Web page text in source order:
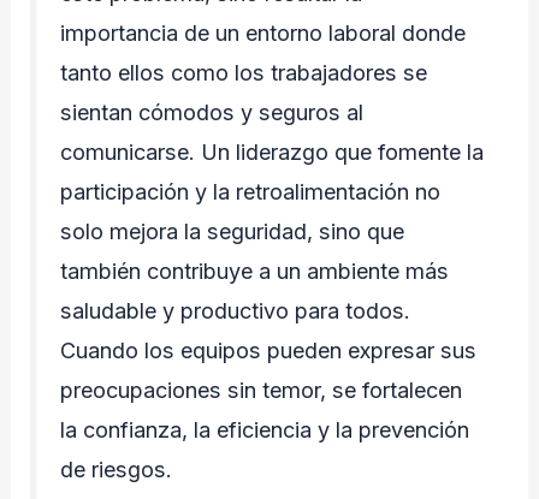
importancia de un entorno laboral donde
tanto ellos como los trabajadores se
sientan cómodos y seguros al
comunicarse. Un liderazgo que fomente la
participación y la retroalimentación no
solo mejora la seguridad, sino que
también contribuye a un ambiente más
saludable y productivo para todos.
Cuando los equipos pueden expresar sus
preocupaciones sin temor, se fortalecen
la confianza, la eficiencia y la prevención
de riesgos.